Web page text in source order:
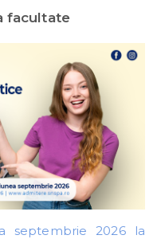
facultate
septembrie 2026 la